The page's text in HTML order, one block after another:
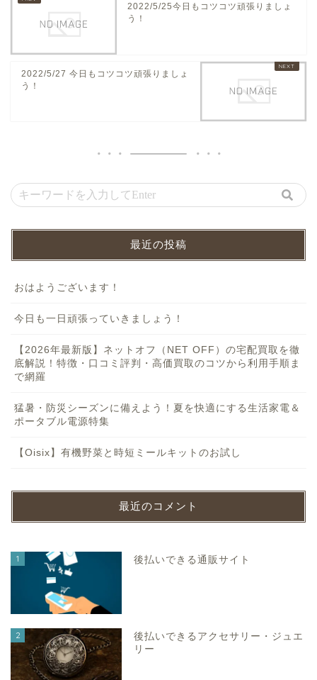
2022/5/25今日もコツコツ頑張りましょ
う！
2022/5/27 今日もコツコツ頑張りましょ
う！
最近の投稿
おはようございます！
今日も一日頑張っていきましょう！
【2026年最新版】ネットオフ（NET OFF）の宅配買取を徹
底解説！特徴・口コミ評判・高価買取のコツから利用手順ま
で網羅
猛暑・防災シーズンに備えよう！夏を快適にする生活家電＆
ポータブル電源特集
【Oisix】有機野菜と時短ミールキットのお試し
最近のコメント
1 後払いできる通販サイト
2
後払いできるアクセサリー・ジュエ
リー